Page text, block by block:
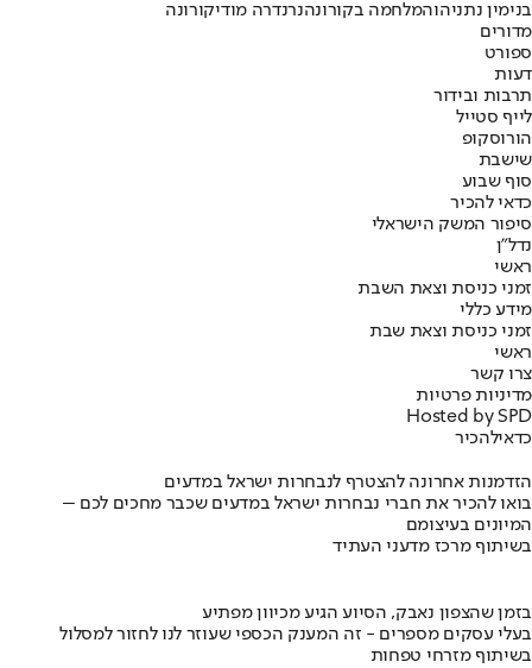
בנימין נתניהוהמלחמה בקורונהנרנדרה מודיקורונה
מדורים
ספורט
דעות
תרבות ובידור
לייף סטייל
הורוסקופ
שישבת
סוף שבוע
כדאי להכיר
סיפור המשק הישראלי
נדל"ן
ראשי
זמני כניסת וצאת השבת
מידע כללי
זמני כניסת וצאת שבת
ראשי
צרו קשר
מדיניות פרטיות
Hosted by SPD
כדאילהכיר
הזדמנות אחרונה להצטרף לנבחרות ישראל במדעים
בואו להכיר את חברי נבחרות ישראל במדעים שכבר מחכים לכם –
המיונים בעיצומם
בשיתוף מרכז מדעני העתיד
בזמן שהצפון נאבק, הסיוע הגיע מכיוון מפתיע
בעלי עסקים מספרים - זה המענק הכספי שעוזר לנו לחזור למסלול
בשיתוף מזרחי טפחות